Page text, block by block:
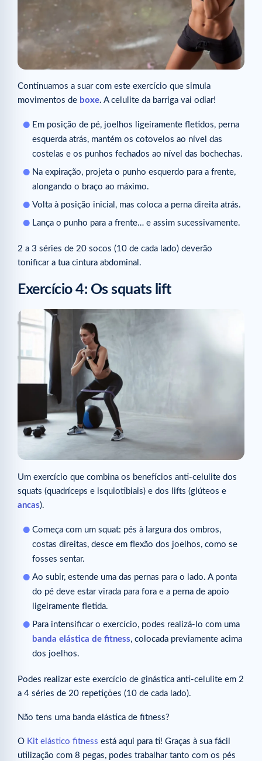
Continuamos a suar com este exercício que simula
movimentos de boxe. A celulite da barriga vai odiar!
Em posição de pé, joelhos ligeiramente fletidos, perna
esquerda atrás, mantém os cotovelos ao nível das
costelas e os punhos fechados ao nível das bochechas.
Na expiração, projeta o punho esquerdo para a frente,
alongando o braço ao máximo.
Volta à posição inicial, mas coloca a perna direita atrás.
Lança o punho para a frente… e assim sucessivamente.
2 a 3 séries de 20 socos (10 de cada lado) deverão
tonificar a tua cintura abdominal.
Exercício 4: Os squats lift
Um exercício que combina os benefícios anti-celulite dos
squats (quadríceps e isquiotibiais) e dos lifts (glúteos e
ancas).
Começa com um squat: pés à largura dos ombros,
costas direitas, desce em flexão dos joelhos, como se
fosses sentar.
Ao subir, estende uma das pernas para o lado. A ponta
do pé deve estar virada para fora e a perna de apoio
ligeiramente fletida.
Para intensificar o exercício, podes realizá-lo com uma
banda elástica de fitness, colocada previamente acima
dos joelhos.
Podes realizar este exercício de ginástica anti-celulite em 2
a 4 séries de 20 repetições (10 de cada lado).
Não tens uma banda elástica de fitness?
O Kit elástico fitness está aqui para ti! Graças à sua fácil
utilização com 8 pegas, podes trabalhar tanto com os pés